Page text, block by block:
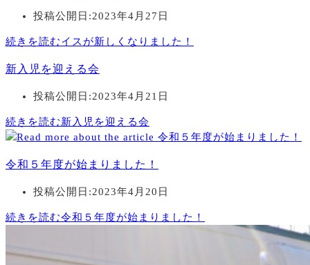
投稿公開日:2023年4月27日
続きを読むイスが新しくなりました！
新入児を迎える会
投稿公開日:2023年4月21日
続きを読む新入児を迎える会
令和５年度が始まりました！
投稿公開日:2023年4月20日
続きを読む令和５年度が始まりました！